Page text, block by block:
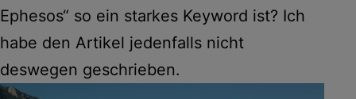
Ephesos“ so ein starkes Keyword ist? Ich
habe den Artikel jedenfalls nicht
deswegen geschrieben.